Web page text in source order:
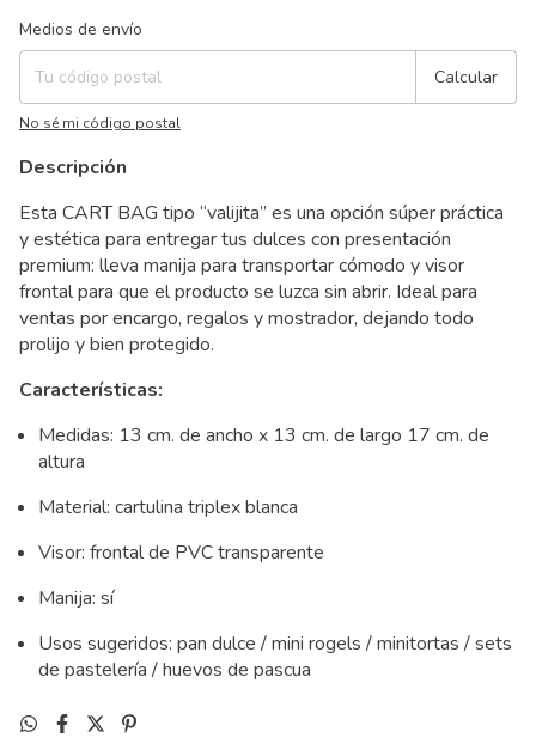
Entregas para el CP:
Medios de envío
Calcular
No sé mi código postal
Descripción
Esta CART BAG tipo “valijita” es una opción súper práctica
y estética para entregar tus dulces con presentación
premium: lleva manija para transportar cómodo y visor
frontal para que el producto se luzca sin abrir. Ideal para
ventas por encargo, regalos y mostrador, dejando todo
prolijo y bien protegido.
Características:
Medidas: 13 cm. de ancho x 13 cm. de largo 17 cm. de
altura
Material: cartulina triplex blanca
Visor: frontal de PVC transparente
Manija: sí
Usos sugeridos: pan dulce / mini rogels / minitortas / sets
de pastelería / huevos de pascua